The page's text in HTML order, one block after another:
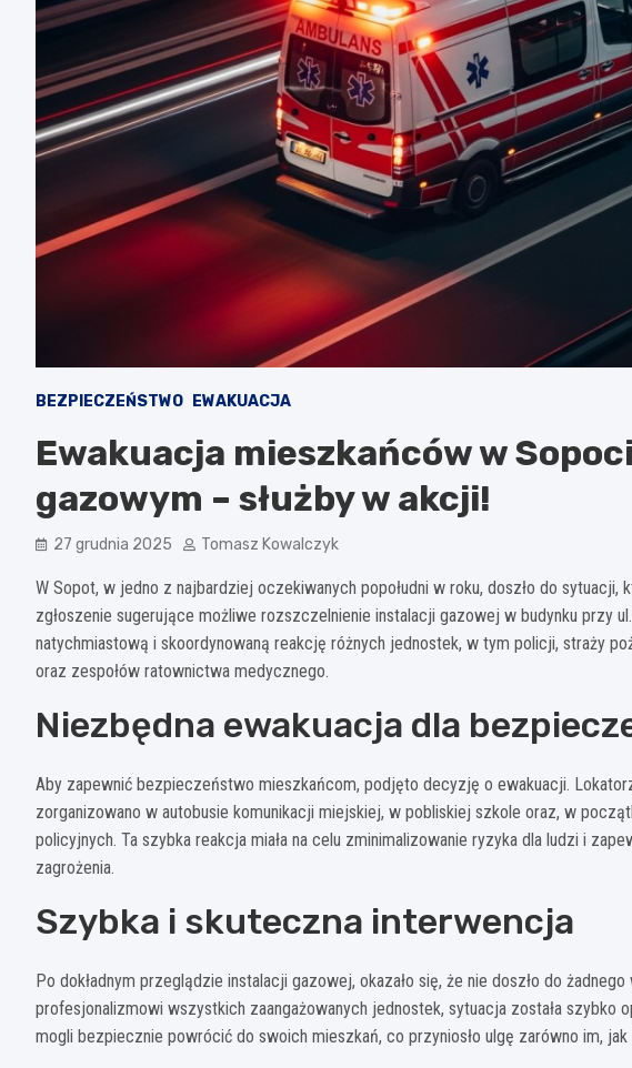
BEZPIECZEŃSTWO EWAKUACJA
Ewakuacja mieszkańców w
gazowym – służby w akcji!
27 grudnia 2025 Tomasz Kowalczyk
W Sopot, w jedno z najbardziej oczekiwanych popołudni w roku, doszło do sytuacji,
zgłoszenie sugerujące możliwe rozszczelnienie instalacji gazowej w budynku przy
natychmiastową i skoordynowaną reakcję różnych jednostek, w tym policji, straży
oraz zespołów ratownictwa medycznego.
Niezbędna ewakuacja dla
Aby zapewnić bezpieczeństwo mieszkańcom, podjęto decyzję o ewakuacji.
zorganizowano w autobusie komunikacji miejskiej, w pobliskiej szkole oraz, w
policyjnych. Ta szybka reakcja miała na celu zminimalizowanie ryzyka dla ludzi i
zagrożenia.
Szybka i skuteczna interwencja
Po dokładnym przeglądzie instalacji gazowej, okazało się, że nie doszło do
profesjonalizmowi wszystkich zaangażowanych jednostek, sytuacja została szybko
mogli bezpiecznie powrócić do swoich mieszkań, co przyniosło ulgę zarówno im, jak